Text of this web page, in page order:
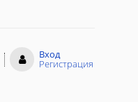
Вход
Регистрация